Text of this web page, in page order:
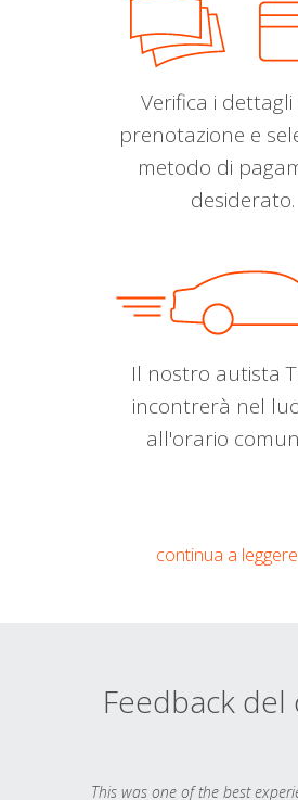
Verifica i
prenotazione e
metodo di
desiderato.
Il nostro autista
incontrerà nel
all'orario
continua a leggere
Feedback del
This was one of the best